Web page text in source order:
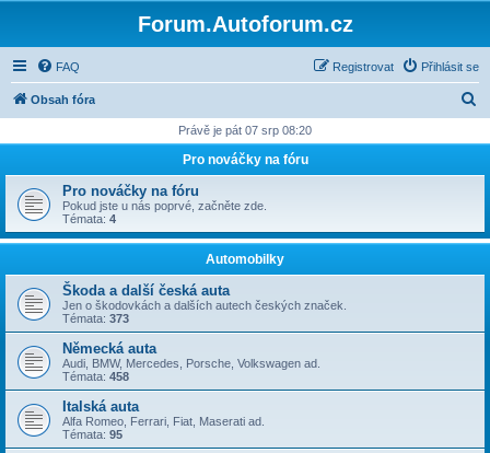
Forum.Autoforum.cz
FAQ Přihlásit se
Registrovat
Obsah fóra
d
t
Právě je pát 07 srp 08:20
Pro nováčky na fóru
Pro nováčky na fóru
Pokud jste u nás poprvé, začněte zde.
Témata: 4
Automobilky
Škoda a další česká auta
Jen o škodovkách a dalších autech českých značek.
Témata: 373
Německá auta
Audi, BMW, Mercedes, Porsche, Volkswagen ad.
Témata: 458
Italská auta
Alfa Romeo, Ferrari, Fiat, Maserati ad.
Témata: 95